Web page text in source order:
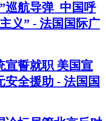
巡航导弹 中国呼
义” - 法国国际广
宣誓就职 美国宣
安全援助 - 法国国